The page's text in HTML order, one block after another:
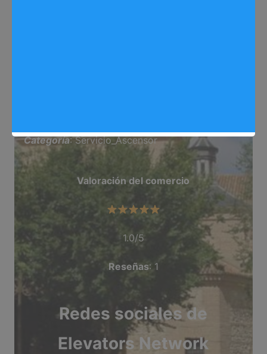
Categoría: Servicio_Ascensor
Valoración del comercio
1.0/5
Reseñas: 1
Redes sociales de
Elevators Network